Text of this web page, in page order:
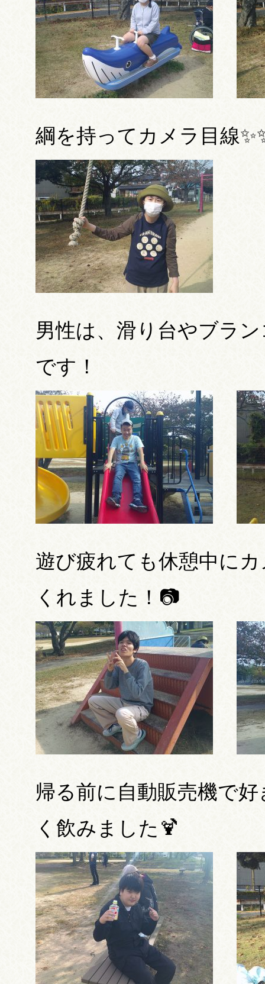
綱を持ってカメラ目線
男性は、滑り台やブラ
です！
遊び疲れても休憩中に
くれました！📷
帰る前に自動販売機で
く飲みました🍹